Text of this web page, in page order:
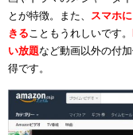
とが特徴。また、 スマホ
きることもうれしいです。
い放題など動画以外の付
得です。